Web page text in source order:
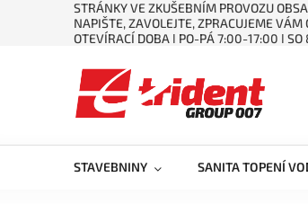
STRÁNKY VE ZKUŠEBNÍM PROVOZU
NAPIŠTE, ZAVOLEJTE, ZPRACUJEME
OTEVÍRACÍ DOBA ǀ PO-PÁ 7:00-17:00 ǀ
STAVEBNINY SANITA TOPENÍ